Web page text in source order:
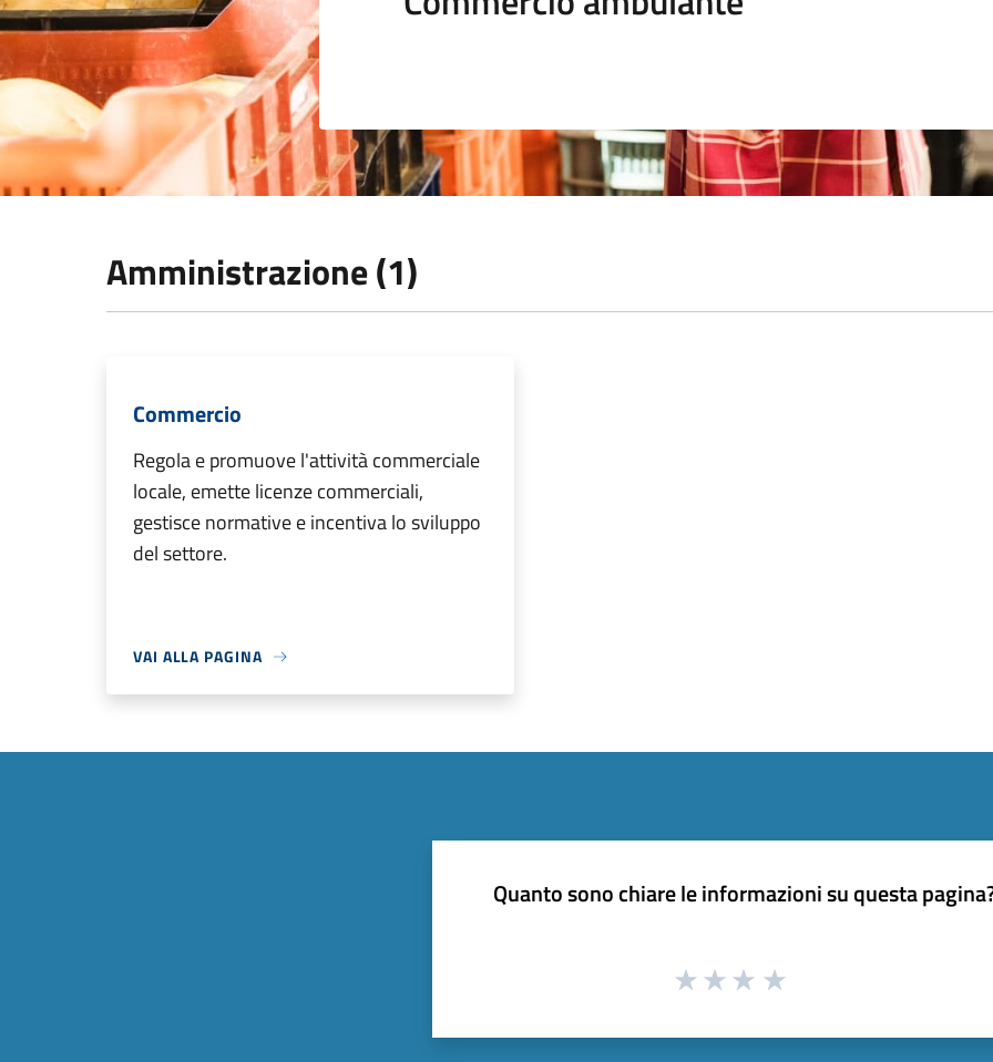
Amministrazione (1)
Commercio
Regola e promuove l'attività commerciale
locale, emette licenze commerciali,
gestisce normative e incentiva lo sviluppo
del settore.
VAI ALLA PAGINA
Quanto sono chiare le informazioni su questa